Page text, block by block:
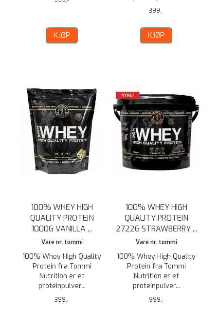
KJØP
399,-
KJØP
100% WHEY HIGH
QUALITY PROTEIN
1000G VANILLA ...
Vare nr. tommi
100% Whey High Quality
Protein fra Tommi
Nutrition er et
proteinpulver...
399,-
100% WHEY HIGH
QUALITY PROTEIN
2722G STRAWBERRY ...
Vare nr. tommi
100% Whey High Quality
Protein fra Tommi
Nutrition er et
proteinpulver...
999,-